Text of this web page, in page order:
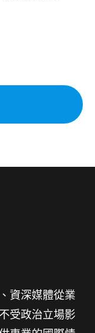
資深媒體從業
受政治立場影